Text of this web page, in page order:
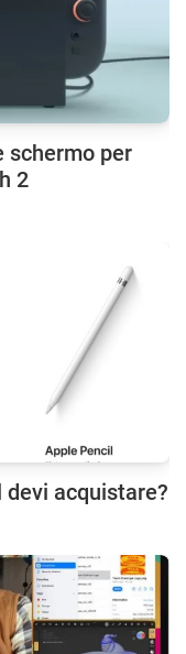
schermo per
2
devi acquistare?